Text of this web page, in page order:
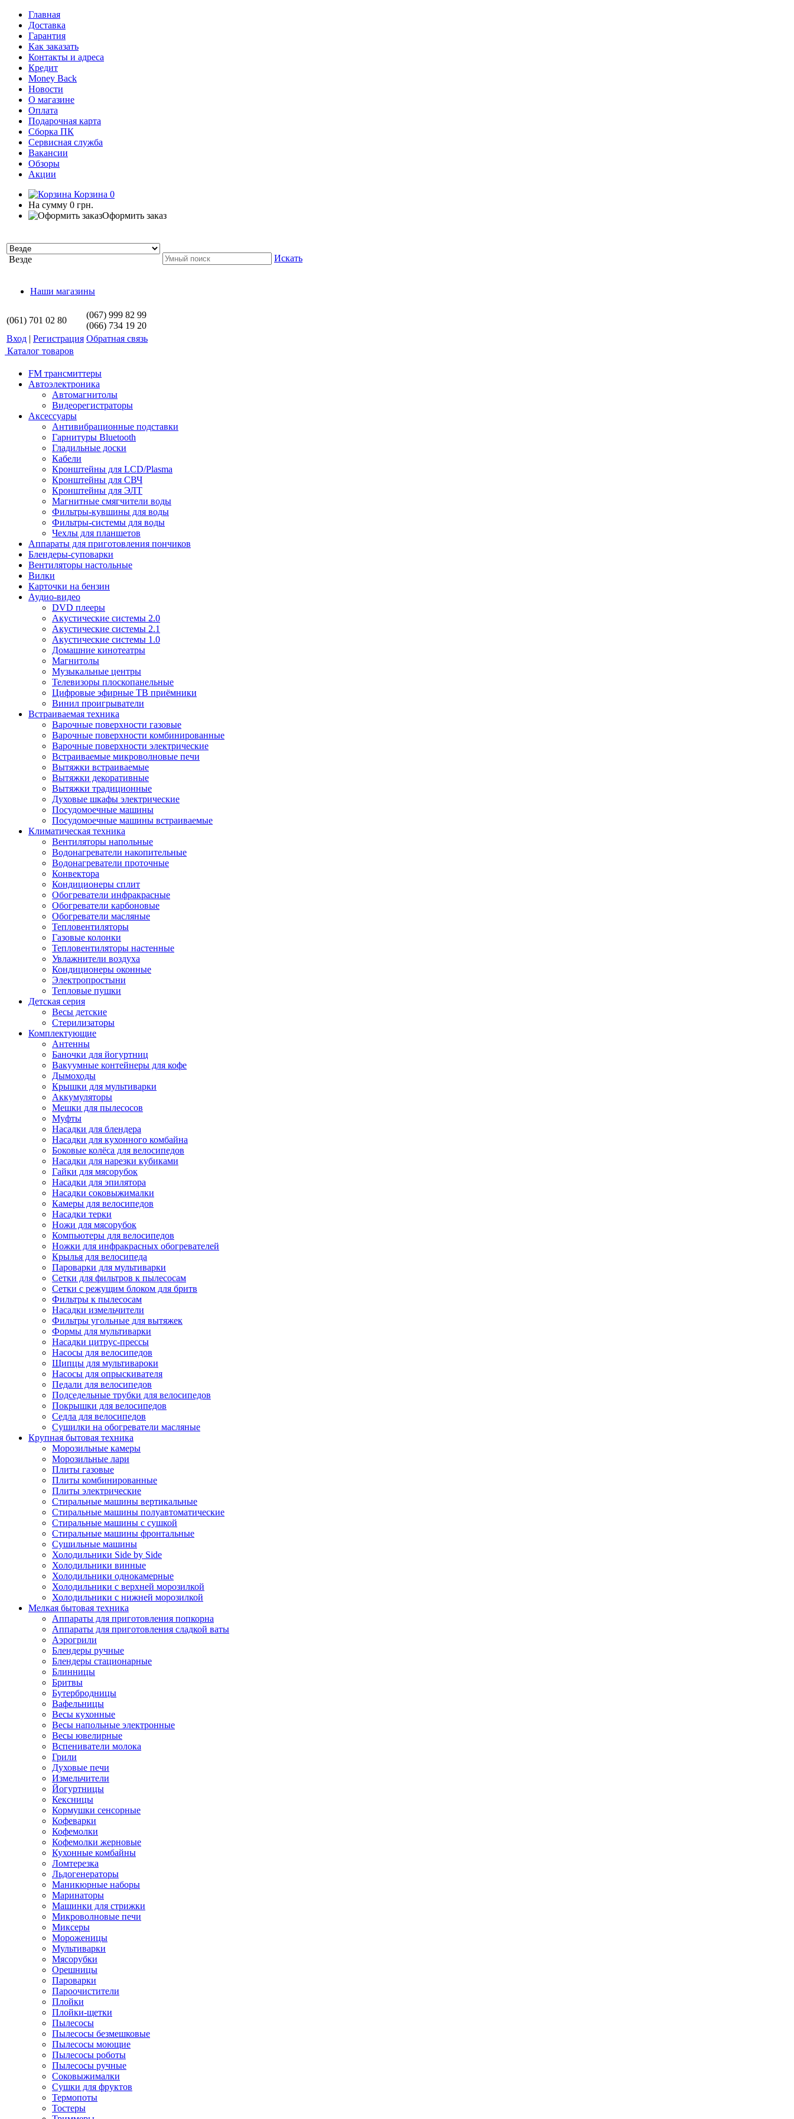
Главная
Доставка
Гарантия
Как заказать
Контакты и адреса
Кредит
Money Back
Новости
О магазине
Оплата
Подарочная карта
Сборка ПК
Сервисная служба
Вакансии
Обзоры
Акции
Корзина 0
На сумму 0 грн.
Оформить заказ
Везде Искать
Наши магазины
(061) 701 02 80
(067) 999 82 99
(066) 734 19 20
Вход | Регистрация Обратная связь
Каталог товаров
FM трансмиттеры
Автоэлектроника
Автомагнитолы
Видеорегистраторы
Аксессуары
Антивибрационные подставки
Гарнитуры Bluetooth
Гладильные доски
Кабели
Кронштейны для LCD/Plasma
Кронштейны для СВЧ
Кронштейны для ЭЛТ
Магнитные смягчители воды
Фильтры-кувшины для воды
Фильтры-системы для воды
Чехлы для планшетов
Аппараты для приготовления пончиков
Блендеры-суповарки
Вентиляторы настольные
Вилки
Карточки на бензин
Аудио-видео
DVD плееры
Акустические системы 2.0
Акустические системы 2.1
Акустические системы 1.0
Домашние кинотеатры
Магнитолы
Музыкальные центры
Телевизоры плоскопанельные
Цифровые эфирные ТВ приёмники
Винил проигрыватели
Встраиваемая техника
Варочные поверхности газовые
Варочные поверхности комбинированные
Варочные поверхности электрические
Встраиваемые микроволновые печи
Вытяжки встраиваемые
Вытяжки декоративные
Вытяжки традиционные
Духовые шкафы электрические
Посудомоечные машины
Посудомоечные машины встраиваемые
Климатическая техника
Вентиляторы напольные
Водонагреватели накопительные
Водонагреватели проточные
Конвектора
Кондиционеры сплит
Обогреватели инфракрасные
Обогреватели карбоновые
Обогреватели масляные
Тепловентиляторы
Газовые колонки
Тепловентиляторы настенные
Увлажнители воздуха
Кондиционеры оконные
Электропростыни
Тепловые пушки
Детская серия
Весы детские
Стерилизаторы
Комплектующие
Антенны
Баночки для йогуртниц
Вакуумные контейнеры для кофе
Дымоходы
Крышки для мультиварки
Аккумуляторы
Мешки для пылесосов
Муфты
Насадки для блендера
Насадки для кухонного комбайна
Боковые колёса для велосипедов
Насадки для нарезки кубиками
Гайки для мясорубок
Насадки для эпилятора
Насадки соковыжималки
Камеры для велосипедов
Насадки терки
Ножи для мясорубок
Компьютеры для велосипедов
Ножки для инфракрасных обогревателей
Крылья для велосипеда
Пароварки для мультиварки
Сетки для фильтров к пылесосам
Сетки с режущим блоком для бритв
Фильтры к пылесосам
Насадки измельчители
Фильтры угольные для вытяжек
Формы для мультиварки
Насадки цитрус-прессы
Насосы для велосипедов
Щипцы для мультивароки
Насосы для опрыскивателя
Педали для велосипедов
Подседельные трубки для велосипедов
Покрышки для велосипедов
Седла для велосипедов
Сушилки на обогреватели масляные
Крупная бытовая техника
Морозильные камеры
Морозильные лари
Плиты газовые
Плиты комбинированные
Плиты электрические
Стиральные машины вертикальные
Стиральные машины полуавтоматические
Стиральные машины с сушкой
Стиральные машины фронтальные
Сушильные машины
Холодильники Side by Side
Холодильники винные
Холодильники однокамерные
Холодильники с верхней морозилкой
Холодильники с нижней морозилкой
Мелкая бытовая техника
Аппараты для приготовления попкорна
Аппараты для приготовления сладкой ваты
Аэрогрили
Блендеры ручные
Блендеры стационарные
Блинницы
Бритвы
Бутербродницы
Вафельницы
Весы кухонные
Весы напольные электронные
Весы ювелирные
Вспениватели молока
Грили
Духовые печи
Измельчители
Йогуртницы
Кексницы
Кормушки сенсорные
Кофеварки
Кофемолки
Кофемолки жерновые
Кухонные комбайны
Ломтерезка
Льдогенераторы
Маникюрные наборы
Маринаторы
Машинки для стрижки
Микроволновые печи
Миксеры
Мороженицы
Мультиварки
Мясорубки
Орешницы
Пароварки
Пароочистители
Плойки
Плойки-щетки
Пылесосы
Пылесосы безмешковые
Пылесосы моющие
Пылесосы роботы
Пылесосы ручные
Соковыжималки
Сушки для фруктов
Термопоты
Тостеры